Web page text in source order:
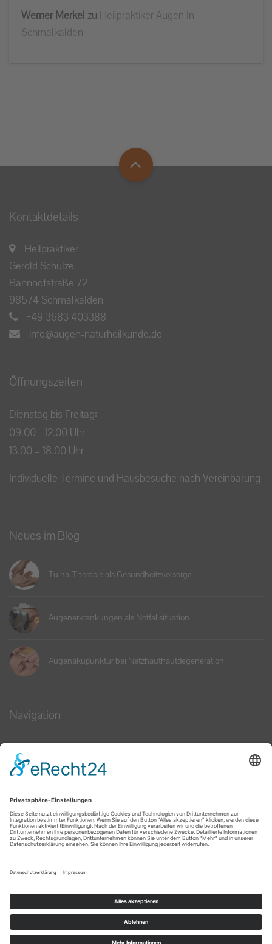
Werner Merkel zu Heilpraktiker Augen In
Schmalkalden
Kontaktdetails
Heilpraktiker
Gerold Schulze
Bahnhofstraße 72
98574 Schmalkalden
+49 3683 403388
info@augen-naturheilkunde.de
Öffnungszeiten
Dienstag bis Freitag:
09.00 - 12.00 Uhr
13.00 – 18.00 Uhr
Individuelle Termine und Hausbesuche nach Vereinbarung
Neues im Blog
Tuina-Therapie als Gesundheitsvorsorge
Augenerkrankungen als Notfallsituation
Augenakupunktur bei Netzhauthautdegeneration
Navigation
Kontakt
Datenschutz
Bildnachweise
Copyright © 2019 Heilpraktiker Schulze. Alle Rechte
vorbehalten.